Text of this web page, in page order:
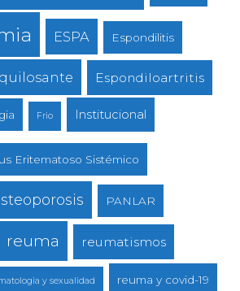
ESPA Espondilitis
Espondiloartritis
Frio Institucional
Eritematoso Sistémico
PANLAR
reuma reumatismos
y sexualidad reuma y covid-19